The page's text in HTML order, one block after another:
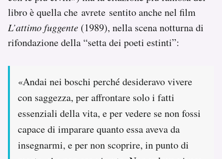
libro è quella che avrete sentito anche nel film
L’attimo fuggente (1989), nella scena notturna di
rifondazione della “setta dei poeti estinti”:
«Andai nei boschi perché desideravo vivere
con saggezza, per affrontare solo i fatti
essenziali della vita, e per vedere se non fossi
capace di imparare quanto essa aveva da
insegnarmi, e per non scoprire, in punto di